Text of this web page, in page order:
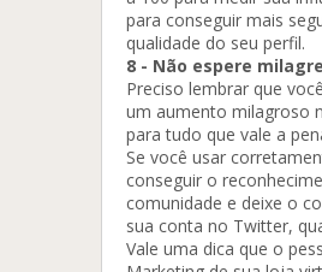
para conseguir mais
qualidade do seu perfil.
8 - Não espere
Preciso lembrar que
um aumento milagroso
para tudo que vale a
Se você usar
conseguir o
comunidade e deixe o
sua conta no Twitter,
Vale uma dica que o